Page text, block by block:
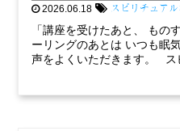
2026.06.18 スピリチュア
「講座を受けたあと、 も
ーリングのあとは いつも眠
声をよくいただきます。